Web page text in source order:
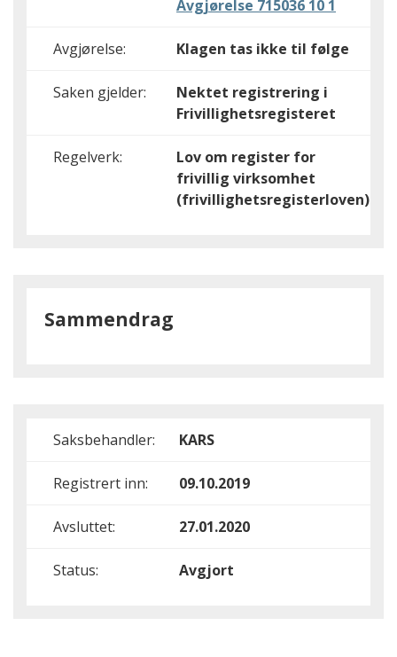
Avgjørelse 715036 10 1
Avgjørelse: Klagen tas ikke til følge
Saken gjelder:
Nektet registrering i
Frivillighetsregisteret
Regelverk:
Lov om register for
frivillig virksomhet
(frivillighetsregisterloven)
Sammendrag
Saksbehandler: KARS
Registrert inn: 09.10.2019
Avsluttet: 27.01.2020
Status: Avgjort